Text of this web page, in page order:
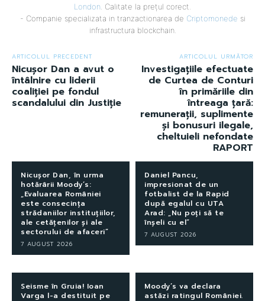
London . Calitate la prețul corect.
- Companie specializata in tranzactionarea de Criptomonede si
infrastructura blockchain.
ARTICOLUL PRECEDENT
Nicușor Dan a avut o
întâlnire cu liderii
coaliției pe fondul
scandalului din Justiție
ARTICOLUL URMĂTOR
Investigațiile efectuate
de Curtea de Conturi
în primăriile din
întreaga țară:
remunerații, suplimente
și bonusuri ilegale,
cheltuieli nefondate
RAPORT
Nicușor Dan, în urma
hotărârii Moody’s:
„Evaluarea României
este consecința
strădaniilor instituțiilor,
ale cetățenilor și ale
sectorului de afaceri”
7 AUGUST 2026
Daniel Pancu,
impresionat de un
fotbalist de la Rapid
după egalul cu UTA
Arad: „Nu poți să te
înșeli cu el”
7 AUGUST 2026
Seisme în Gruia! Ioan
Varga l-a destituit pe
Moody’s va declara
astăzi ratingul României.